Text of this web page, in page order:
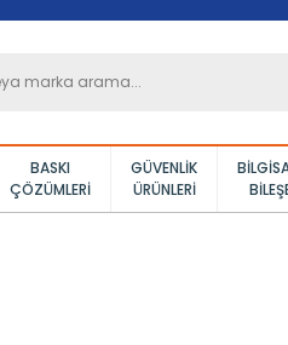
BASKI
ÇÖZÜMLERI
GÜVENLIK
ÜRÜNLERI